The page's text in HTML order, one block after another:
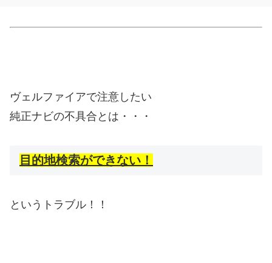
ヴェルファイアで注意したい
純正ナビの不具合とは・・・
目的地検索ができない！
というトラブル！！